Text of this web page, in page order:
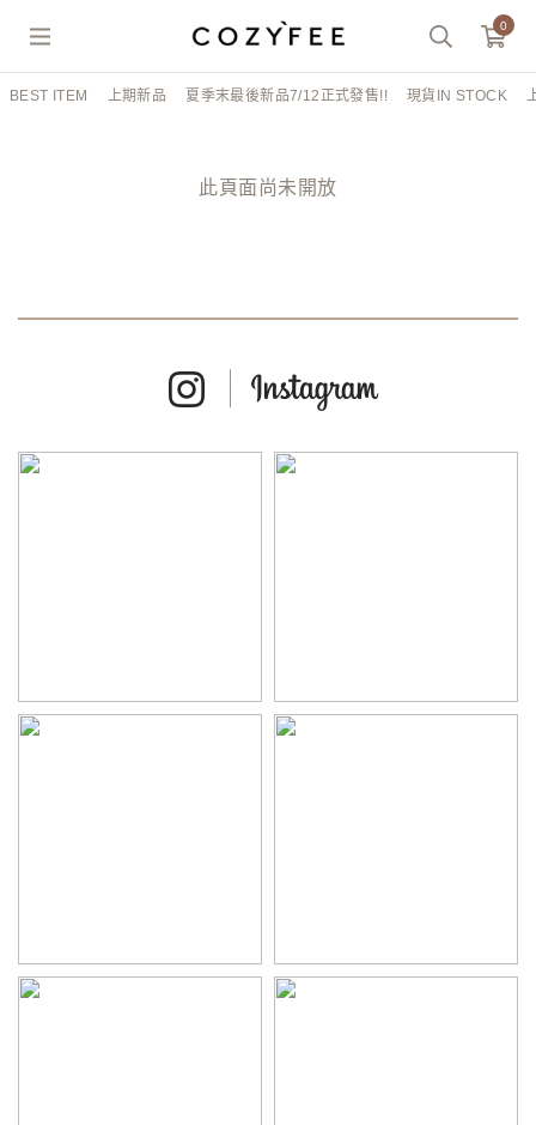
0
BEST ITEM 上期新品 夏季末最後新品7/12正式發售!! 現貨IN STOCK
此頁面尚未開放